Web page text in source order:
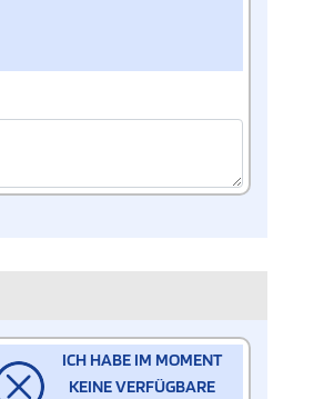
ICH HABE IM MOMENT
KEINE VERFÜGBARE